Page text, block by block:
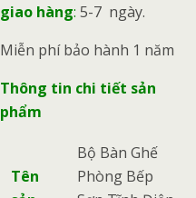
giao hàng: 5-7 ngày.
Miễn phí bảo hành 1 năm
Thông tin chi tiết sản
phẩm
Tên
Bộ Bàn Ghế
Phòng Bếp